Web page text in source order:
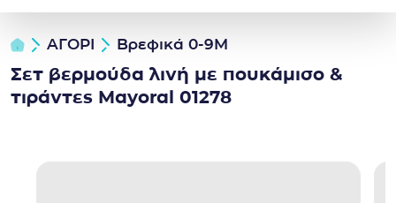
ΑΓΟΡΙ Βρεφικά 0-9Μ
Σετ βερμούδα λινή με πουκάμισο &
τιράντες Mayoral 01278